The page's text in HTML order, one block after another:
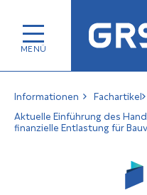
Informationen
Fachartikel
Aktuelle Einführung des
finanzielle Entlastung für